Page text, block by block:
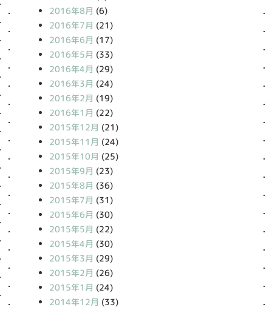
2016年8月 (6)
2016年7月 (21)
2016年6月 (17)
2016年5月 (33)
2016年4月 (29)
2016年3月 (24)
2016年2月 (19)
2016年1月 (22)
2015年12月 (21)
2015年11月 (24)
2015年10月 (25)
2015年9月 (23)
2015年8月 (36)
2015年7月 (31)
2015年6月 (30)
2015年5月 (22)
2015年4月 (30)
2015年3月 (29)
2015年2月 (26)
2015年1月 (24)
2014年12月 (33)